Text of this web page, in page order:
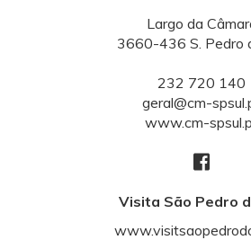
Largo da
3660-436 S. Pedro
232 720 140
geral@cm-
www.cm-
Visita São Pedro